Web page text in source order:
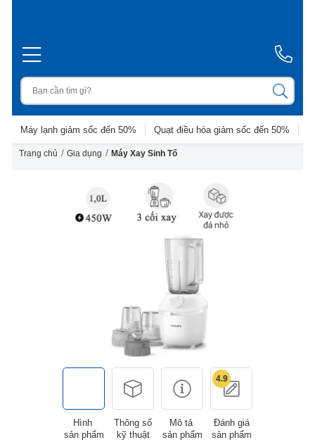
Máy lạnh giảm sốc đến 50% Quạt điều hòa giảm sốc đến 50%
Trang chủ / Gia dụng / Máy Xay Sinh Tố
Hình
sản phẩm
Thông số
kỹ thuật
Mô tả
sản phẩm
4.9
Đánh giá
sản phẩm